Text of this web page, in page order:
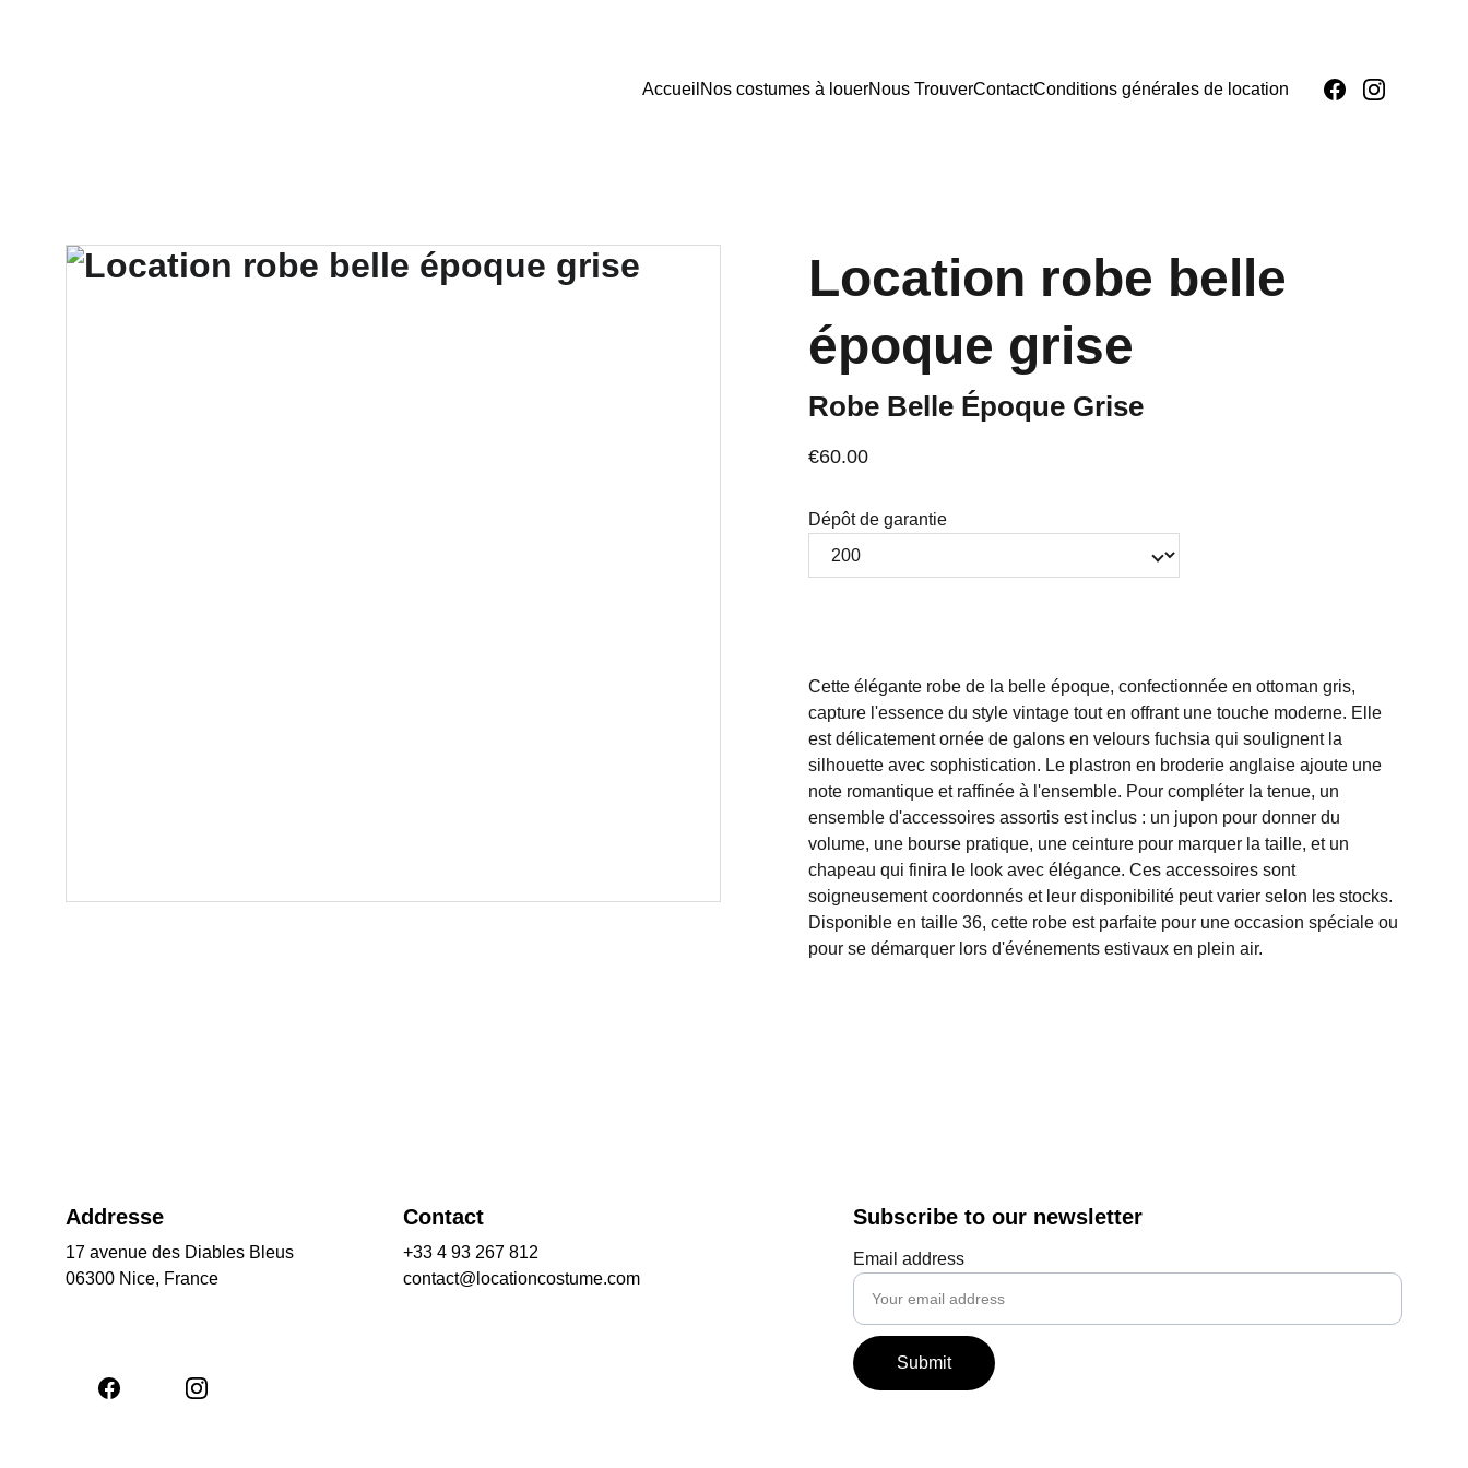
Accueil Nos costumes à louerNous TrouverContactConditions générales de location
Location robe belle
époque grise
Robe Belle Époque Grise
€60.00
Dépôt de garantie
Cette élégante robe de la belle époque, confectionnée en ottoman gris,
capture l'essence du style vintage tout en offrant une touche moderne. Elle
est délicatement ornée de galons en velours fuchsia qui soulignent la
silhouette avec sophistication. Le plastron en broderie anglaise ajoute une
note romantique et raffinée à l'ensemble. Pour compléter la tenue, un
ensemble d'accessoires assortis est inclus : un jupon pour donner du
volume, une bourse pratique, une ceinture pour marquer la taille, et un
chapeau qui finira le look avec élégance. Ces accessoires sont
soigneusement coordonnés et leur disponibilité peut varier selon les stocks.
Disponible en taille 36, cette robe est parfaite pour une occasion spéciale ou
pour se démarquer lors d'événements estivaux en plein air.
Addresse
17 avenue des Diables Bleus
06300 Nice, France
Contact
+33 4 93 267 812
contact@locationcostume.com
Subscribe to our newsletter
Email address
Submit